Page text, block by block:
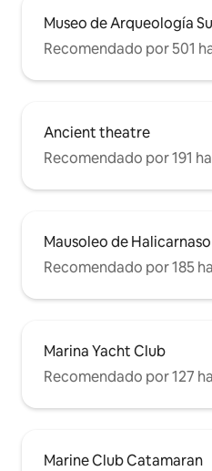
Museo de Arqueología
Recomendado por 501
Ancient theatre
Recomendado por 191
Mausoleo de Halicarnaso
Recomendado por 185
Marina Yacht Club
Recomendado por 127
Marine Club Catamaran